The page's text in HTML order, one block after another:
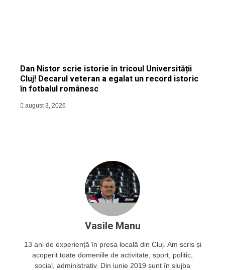
Dan Nistor scrie istorie în tricoul Universității
Cluj! Decarul veteran a egalat un record istoric
în fotbalul românesc
august 3, 2026
Vasile Manu
13 ani de experiență în presa locală din Cluj. Am scris și
acoperit toate domeniile de activitate, sport, politic,
social, administrativ. Din iunie 2019 sunt în slujba